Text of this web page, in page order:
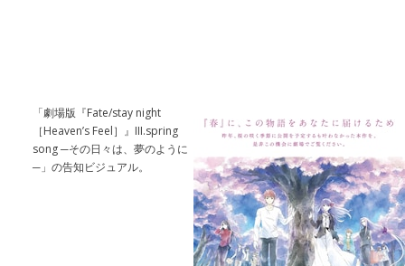
「劇場版『Fate/stay night
［Heaven’s Feel］』III.spring
song ─その日々は、夢のように
─」の告知ビジュアル。